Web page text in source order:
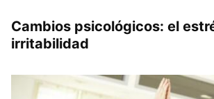
Cambios psicológicos: el
irritabilidad